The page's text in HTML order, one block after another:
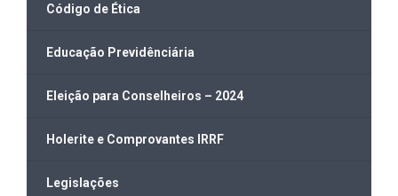
Código de Ética
Educação Previdênciária
Eleição para Conselheiros – 2024
Holerite e Comprovantes IRRF
Legislações